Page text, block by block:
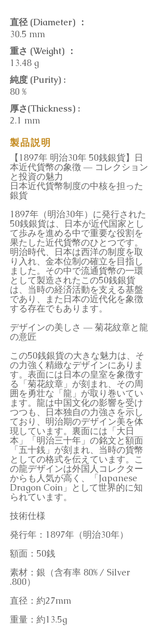
直径 (Diameter) ：
30.5 mm
重さ (Weight) ：
13.48 g
純度 (Purity) :
80 %
厚さ(Thickness) :
2.1 mm
製品説明
【1897年 明治30年 50銭銀貨】日
本近代貨幣の象徴 ― コレクション
と投資の魅力
日本近代貨幣制度の中核を担った
銀貨
1897年（明治30年）に発行された
50銭銀貨は、日本が近代国家とし
て歩みを進める中で重要な役割を
果たした近代貨幣のひとつです。
明治時代、日本は西洋の制度を取
り入れ、金本位制の確立を目指し
ました。その中で流通貨幣の一環
として製造されたこの50銭銀貨
は、当時の経済活動を支える基盤
であり、また日本の近代化を象徴
する存在でもあります。
デザインの美しさ ― 菊花紋章と龍
の意匠
この50銭銀貨の大きな魅力は、そ
の力強く精緻なデザインにありま
す。表面には日本の皇室を象徴す
る「菊花紋章」が刻まれ、その周
囲を勇壮な「龍」が取り巻いてい
ます。龍は中国文化の影響を受け
つつも、日本独自の力強さを示し
ており、明治期のデザイン美を体
現しています。裏面には「大日
本」「明治三十年」の銘文と額面
「五十銭」が刻まれ、当時の貨幣
としての格式を伝えています。こ
の龍デザインは外国人コレクター
からも人気が高く、「Japanese
Dragon Coin」として世界的に知
られています。
技術仕様
発行年：1897年（明治30年）
額面：50銭
素材：銀（含有率 80% / Silver
.800）
直径：約27mm
重量：約13.5g